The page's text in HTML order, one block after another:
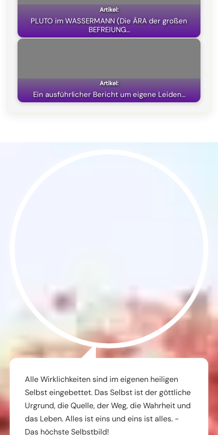
PLUTO im WASSERMANN (Die ÄRA der großen
BEFREIUNG…
Ein ausführlicher Bericht um eigene Leiden…
Alle Wirklichkeiten sind im eigenen heiligen
Selbst eingebettet. Das Selbst ist der göttliche
Urgrund, die Quelle, der Weg, die Wahrheit und
das Leben. Alles ist eins und eins ist alles. -
Das höchste Selbstbild!